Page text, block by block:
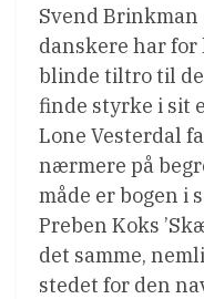
Svend
danskere har
blinde tiltro til
finde styrke i sit
Lone Vesterdal
nærmere på
måde er bogen i
Preben Koks
det samme,
stedet for den